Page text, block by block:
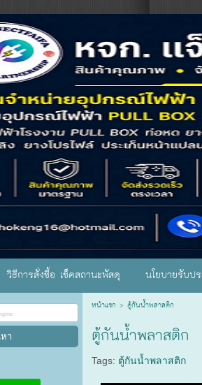
วิธีการสั่งซื้อ เช็คสถานะพัสดุ นโยบายรับป
หน้าแรก > ตู้กันน้ำพลาสติก
ตู้กันน้ำพลาสติก
Tags: ตู้กันน้ำพลาสติก